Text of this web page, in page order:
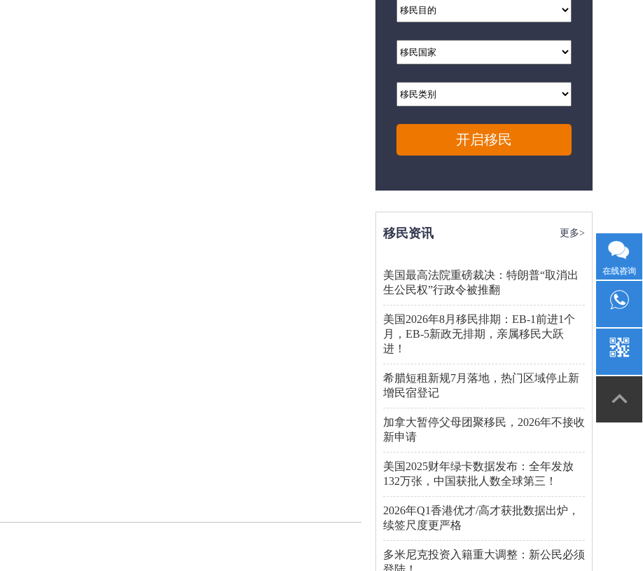
开启移民
移民资讯 更多>
美国最高法院重磅裁决：特朗普“取消出
生公民权”行政令被推翻
美国2026年8月移民排期：EB-1前进1个
月，EB-5新政无排期，亲属移民大跃
进！
希腊短租新规7月落地，热门区域停止新
增民宿登记
加拿大暂停父母团聚移民，2026年不接收
新申请
美国2025财年绿卡数据发布：全年发放
132万张，中国获批人数全球第三！
2026年Q1香港优才/高才获批数据出炉，
续签尺度更严格
多米尼克投资入籍重大调整：新公民必须
在线咨询